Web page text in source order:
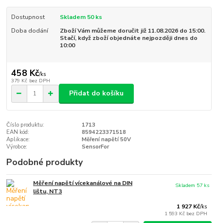
Dostupnost
Skladem 50 ks
Doba dodání
Zboží Vám můžeme doručit již 11.08.2026 do 15:00.
Stačí, když zboží objednáte nejpozději dnes do
10:00
458 Kč/ks
379 Kč bez DPH
Přidat do košíku
Číslo produktu:
1713
EAN kód:
8594223371518
Aplikace:
Měření napětí 50V
Výrobce:
SensorFor
Podobné produkty
Měření napětí vícekanálové na DIN
lištu, NT3
1 927 Kč/ks
1 593 Kč bez DPH
Skladem 57 ks